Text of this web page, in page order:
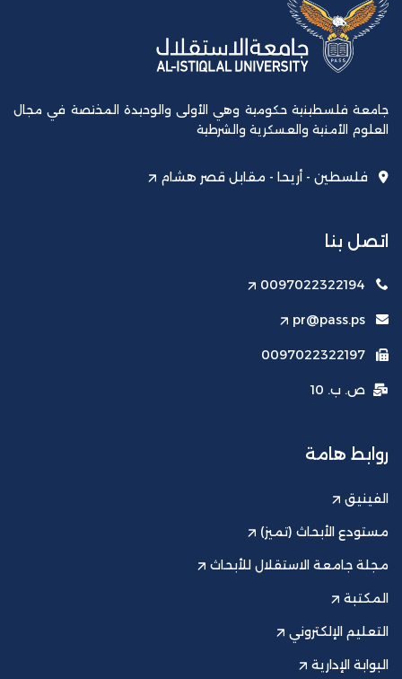
جامعة فلسطينية حكومية وهي الأولى والوحيدة المختصة في مجال
العلوم الأمنية والعسكرية والشرطية
فلسطين - أريحا - مقابل قصر هشام
اتصل بنا
0097022322194
pr@pass.ps
0097022322197
ص. ب. 10
روابط هامة
الفينيق
مستودع الأبحاث (تميز)
مجلة جامعة الاستقلال للأبحاث
المكتبة
التعليم الإلكتروني
البوابة الإدارية